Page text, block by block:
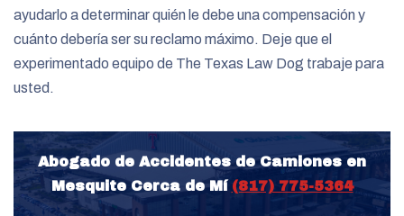
ayudarlo a determinar quién le debe una compensación y
cuánto debería ser su reclamo máximo. Deje que el
experimentado equipo de The Texas Law Dog trabaje para
usted.
Abogado de Accidentes de Camiones en
Mesquite Cerca de Mí (817) 775-5364